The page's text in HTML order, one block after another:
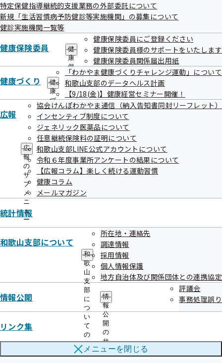
ュ
ー
ー
特定保健指導継続的支援業務の外部委託について
新規「生活習慣病予防健診等実施機関」の募集について
健診実施機関一覧等
健康保険委員
健
康
保
険
委
員
の
サ
ブ
メ
ニ
ュ
ー
健康保険委員にご登録ください
健康保険委員様のサポートをいたします
健康保険委員関係届出用紙
健康づくり
健
康
づ
く
り
の
サ
ブ
メ
ニ
ュ
ー
「わかやま健康づくりチャレンジ運動」について
和歌山支部のデータヘルス計画
【9/18(金)】健康経営セミナー開催！
広報
広
報
の
サ
ブ
メ
ニ
ュ
ー
協会けんぽわかやま通信（納入告知書同封リーフレット）
インセンティブ制度について
ジェネリック医薬品について
任意継続保険料の証明について
和歌山支部LINE公式アカウントについて
令和６年度事業所アンケートの結果について
【広報コラム】楽しく続ける運動習慣
健康コラム
メールマガジン
統計情報
和歌山支部について
和
歌
山
支
部
に
つ
い
て
の
サ
ブ
所在地・連絡先
調達情報
採用情報
個人情報保護
地方自治体及び関係団体との連携協定
情報公開
情
報
公
開
の
サ
ブ
メ
評議会
事務処理誤り
リンク集
メニューを閉じる
協会けんぽ和歌山支部では、加入者の皆様にもっと身近に、
もっと分かりやすく情報をお届けしたいという思いから、
LINE公式アカウントを11月から始めました！
健康情報をはじめとした、加入者の皆様に役立つ情報を月２
回程度配信していきます。
ご利用にあたっては、下記のいずれかの方法により友だち追
加をお願いいたします。
LINEアカウント名：協会けんぽ和歌山
全国健康保険協会和歌山支部LINEアカウント運用ポリ
シー
友だち追加方法（いずれかの方法で友だち
追加してください）
１．アカウント名を検索
LINEアプリ内「ホーム」＞「検索」から、『協会けんぽ和
歌山』と入力して検索し、「追加」ボタンを押してくださ